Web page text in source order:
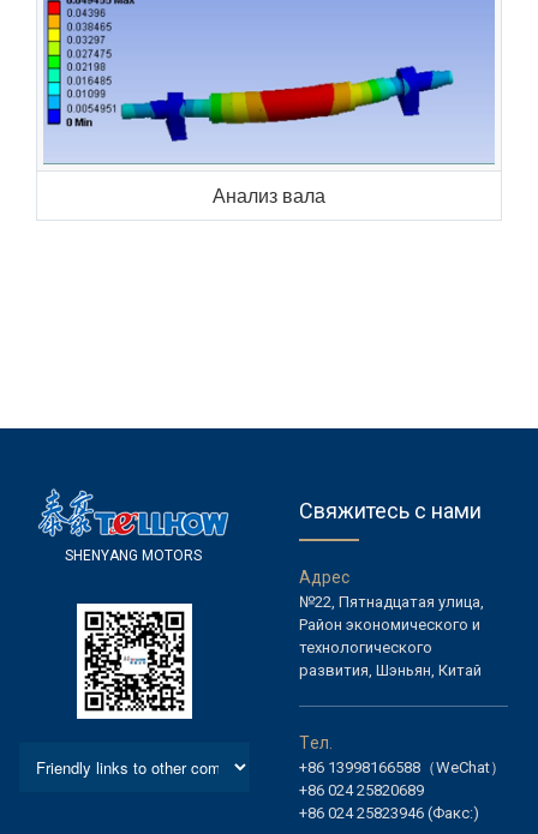
Анализ вала
SH ENYANG MOTO RS
Свяжитесь с нами
Адрес
№22, Пятнадцатая улица,
Район экономического и
технологического
развития, Шэньян, Китай
Тел.
+86 13998166588（WeChat）
+86 024 25820689
+86 024 25823946 (Факс:)